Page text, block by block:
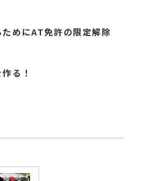
めにAT免許の限定解除
る！